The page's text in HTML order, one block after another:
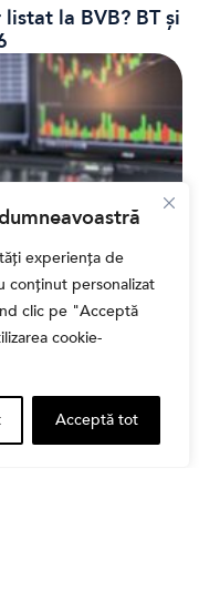
experiența de
conținut personalizat
clic pe "Acceptă
cookie-
Acceptă tot
la BVB? BT și
Cele 7 motive
(ghid 2026)